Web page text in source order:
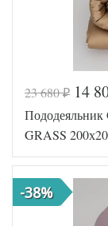
Код товара
Артикул
Ткань
Размер
пододеяльника
Производитель
23 680₽ 14
GRASS
-38%